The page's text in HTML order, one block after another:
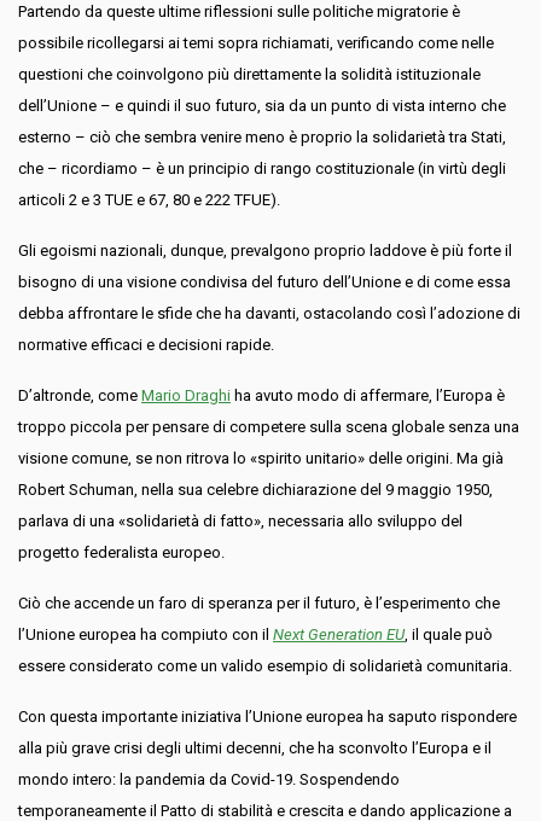
Partendo da queste ultime riflessioni sulle politiche migratorie è
possibile ricollegarsi ai temi sopra richiamati, verificando come nelle
questioni che coinvolgono più direttamente la solidità istituzionale
dell’Unione – e quindi il suo futuro, sia da un punto di vista interno che
esterno – ciò che sembra venire meno è proprio la solidarietà tra Stati,
che – ricordiamo – è un principio di rango costituzionale (in virtù degli
articoli 2 e 3 TUE e 67, 80 e 222 TFUE).
Gli egoismi nazionali, dunque, prevalgono proprio laddove è più forte il
bisogno di una visione condivisa del futuro dell’Unione e di come essa
debba affrontare le sfide che ha davanti, ostacolando così l’adozione di
normative efficaci e decisioni rapide.
D’altronde, come Mario Draghi ha avuto modo di affermare, l’Europa è
troppo piccola per pensare di competere sulla scena globale senza una
visione comune, se non ritrova lo «spirito unitario» delle origini. Ma già
Robert Schuman, nella sua celebre dichiarazione del 9 maggio 1950,
parlava di una «solidarietà di fatto», necessaria allo sviluppo del
progetto federalista europeo.
Ciò che accende un faro di speranza per il futuro, è l’esperimento che
l’Unione europea ha compiuto con il Next Generation EU, il quale può
essere considerato come un valido esempio di solidarietà comunitaria.
Con questa importante iniziativa l’Unione europea ha saputo rispondere
alla più grave crisi degli ultimi decenni, che ha sconvolto l’Europa e il
mondo intero: la pandemia da Covid-19. Sospendendo
temporaneamente il Patto di stabilità e crescita e dando applicazione a